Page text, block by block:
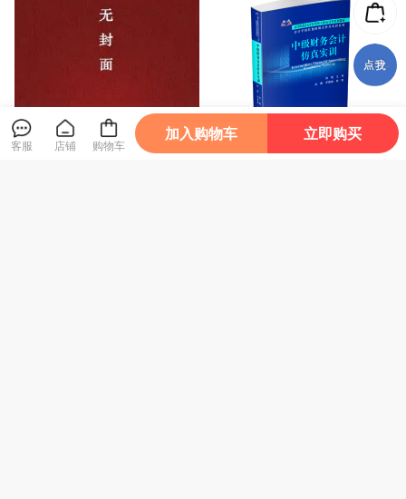
客服 店铺 购物车
加入购物车 立即购买